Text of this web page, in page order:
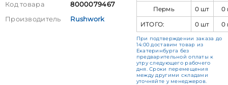
Код товара
8000079467
Производитель
Rushwork
Пермь
0 шт
0
ИТОГО:
0 шт 0
При подтверждении заказа до
14:00 доставим товар из
Екатеринбурга без
предварительной оплаты к
утру следующего рабочего
дня. Сроки перемещения
между другими складами
уточняйте у менеджеров.